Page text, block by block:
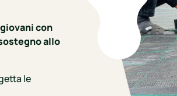
giovani con
allo
le